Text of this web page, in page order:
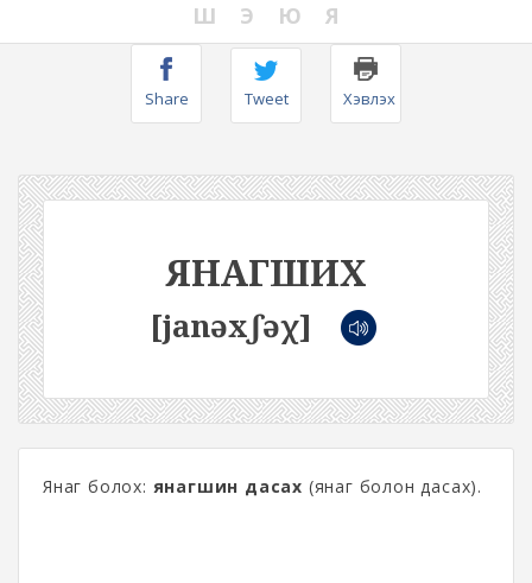
Ш
Э Ю Я
Share Tweet Хэвлэх
ЯНАГШИХ
[janəxʃəχ]
Янаг болох: янагшин дасах (янаг болон дасах).